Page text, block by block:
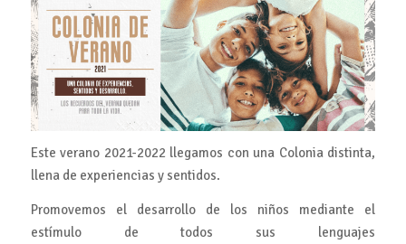
Este verano 2021-2022 llegamos con una Colonia distinta,
llena de experiencias y sentidos.
Promovemos el desarrollo de los niños mediante el
estímulo de todos sus lenguajes